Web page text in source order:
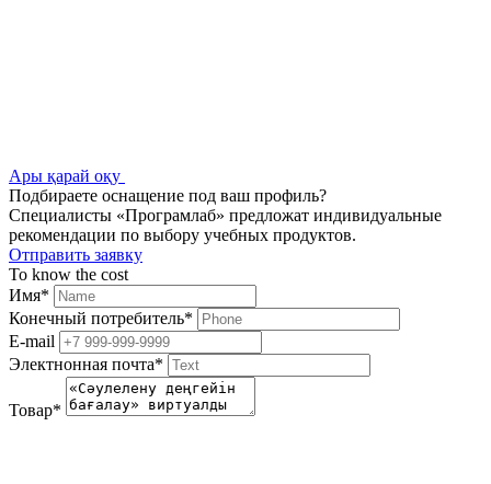
Ары қарай оқу
Подбираете оснащение под ваш профиль?
Специалисты «Програмлаб» предложат индивидуальные
рекомендации по выбору учебных продуктов.
Отправить заявку
To know the cost
Имя*
Конечный потребитель*
E-mail
Электнонная почта*
Товар*